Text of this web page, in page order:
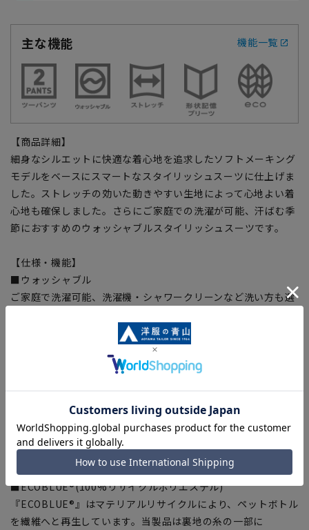
主な機能 機能一覧
【商品詳細】
細身なシルエットに快適な着心地を追求したソフトメーキング
モデルをベースにスマートなスタイリッシュスーツに仕上げま
した。ストレッチの効いた動きやすい生地によって心地よい着
心地も確保しました。さらにご家庭での洗濯が可能、汗ばむ季
節におすすめのウォッシャブルスタイリッシュスーツです。
【仕様・機能】
■ウォッシャブル
ご家庭で洗濯可能、洗濯機・シャワークリーンなど洗い方も選
身体の動きを阻害しない抜群の着心地。
交互に履くことで綺麗にパンツ長持ち。
■Plastics Smart
この商品はリサイクル原料を使用し、プラスチック・スマート
に賛同しています。
■ECOBLUE®(100%リサイクルポリエステル)
『ECOBLUE®』はマテリアルリサイクルにより、ペットボトル
を繊維へと再生しています。当製品は裏地の糸の一部に